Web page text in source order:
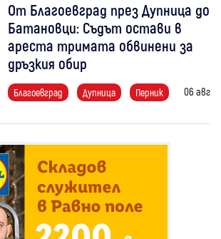
От Благоевград през Дупница до
Батановци: Съдът остави в
ареста тримата обвинени за
дръзкия обир
Благоевград Дупница Перник 06 авг